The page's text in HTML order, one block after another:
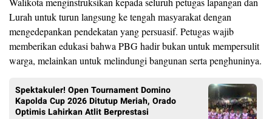
Lurah untuk turun langsung ke tengah masyarakat dengan
mengedepankan pendekatan yang persuasif. Petugas wajib
memberikan edukasi bahwa PBG hadir bukan untuk mempersulit
warga, melainkan untuk melindungi bangunan serta penghuninya.
Spektakuler! Open Tournament Domino
Kapolda Cup 2026 Ditutup Meriah, Orado
Optimis Lahirkan Atlit Berprestasi